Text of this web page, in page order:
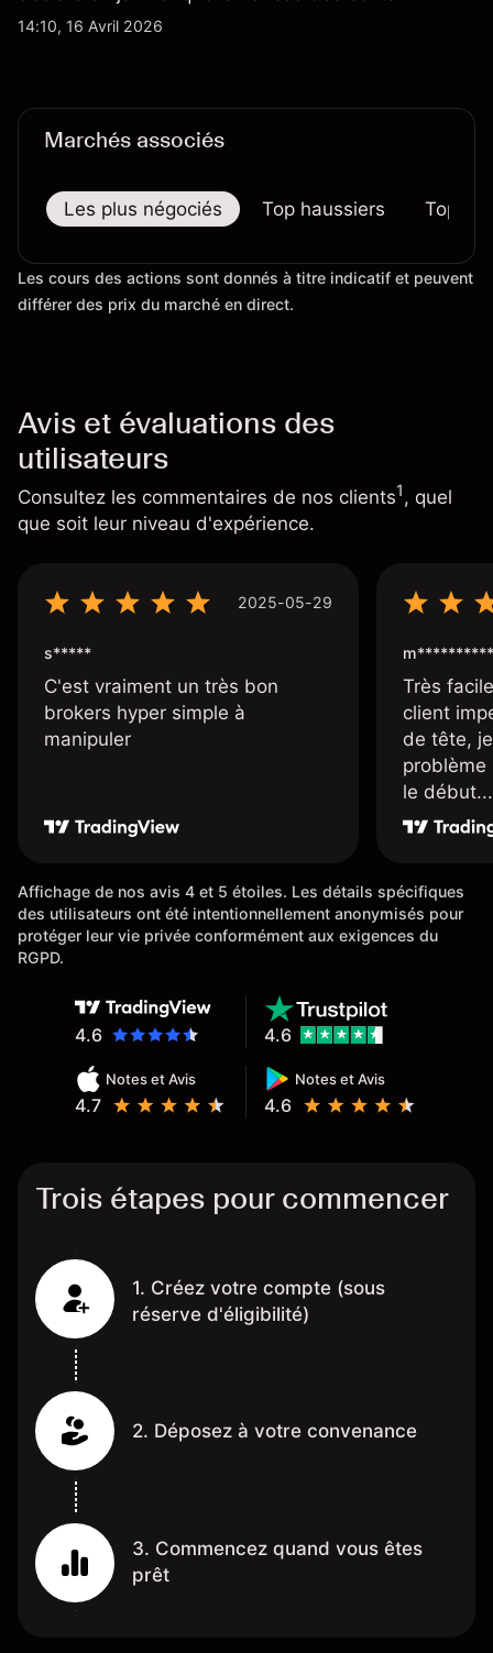
d'importation commençait à se répercuter sur
14:10, 16 Avril 2026
Marchés associés
Les plus négociés Top haussiers Top
Les cours des actions sont donnés à titre indicatif et peuvent
différer des prix du marché en direct.
Avis et évaluations des
utilisateurs
Consultez les commentaires de nos clients1, quel
que soit leur niveau d'expérience.
2025-05-29
s*****
C'est vraiment un très bon
brokers hyper simple à
manipuler
m**********
Très
client
de tête,
problème
le début...
Affichage de nos avis 4 et 5 étoiles. Les détails spécifiques
des utilisateurs ont été intentionnellement anonymisés pour
protéger leur vie privée conformément aux exigences du
RGPD.
4.6
Notes et Avis
4.7
Notes et Avis
4.6
4.6
Trois étapes pour commencer
1. Créez votre compte (sous
réserve d'éligibilité)
2. Déposez à votre convenance
3. Commencez quand vous êtes
prêt